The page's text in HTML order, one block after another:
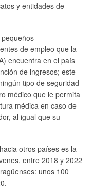
y entidades de
de empleo que la
encuentra en el país
de ingresos; este
tipo de seguridad
médico que le permita
médica en caso de
al igual que su
otros países es la
entre 2018 y 2022
unos 100